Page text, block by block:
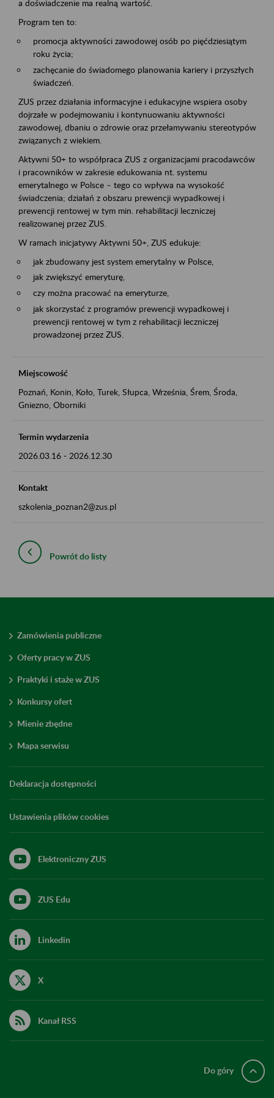
a doświadczenie ma realną wartość.
Program ten to:
promocja aktywności zawodowej osób po pięćdziesiątym
roku życia;
zachęcanie do świadomego planowania kariery i przyszłych
świadczeń.
ZUS przez działania informacyjne i edukacyjne wspiera osoby
dojrzałe w podejmowaniu i kontynuowaniu aktywności
zawodowej, dbaniu o zdrowie oraz przełamywaniu stereotypów
związanych z wiekiem.
Aktywni 50+ to współpraca ZUS z organizacjami pracodawców
i pracowników w zakresie edukowania nt. systemu
emerytalnego w Polsce – tego co wpływa na wysokość
świadczenia; działań z obszaru prewencji wypadkowej i
prewencji rentowej w tym min. rehabilitacji leczniczej
realizowanej przez ZUS.
W ramach inicjatywy Aktywni 50+, ZUS edukuje:
jak zbudowany jest system emerytalny w Polsce,
jak zwiększyć emeryturę,
czy można pracować na emeryturze,
jak skorzystać z programów prewencji wypadkowej i
prewencji rentowej w tym z rehabilitacji leczniczej
prowadzonej przez ZUS.
Miejscowość
Poznań, Konin, Koło, Turek, Słupca, Września, Śrem, Środa,
Gniezno, Oborniki
Termin wydarzenia
2026.03.16 - 2026.12.30
Kontakt
szkolenia_poznan2@zus.pl
Powrót do listy
Zamówienia publiczne
Oferty pracy w ZUS
Praktyki i staże w ZUS
Konkursy ofert
Mienie zbędne
Mapa serwisu
Deklaracja dostępności
Ustawienia plików cookies
Elektroniczny ZUS
ZUS Edu
Linkedin
X
Kanał RSS
Do góry